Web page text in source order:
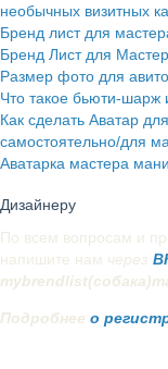
необычных визитных
Бренд лист для
Бренд Лист для
Размер фото для
Что такое бьюти-шарж
Как сделать Аватар
самостоятельно/для
Аватарка мастера
Дизайнеру
По всем вопросам и
напишите нам через
Подробнее о